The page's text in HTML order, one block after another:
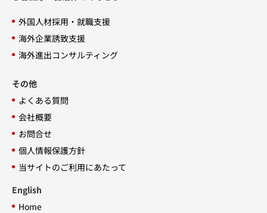
外国人材採用・就職支援
海外企業誘致支援
海外進出コンサルティング
その他
よくある質問
会社概要
お問合せ
個人情報保護方針
当サイトのご利用にあたって
English
Home